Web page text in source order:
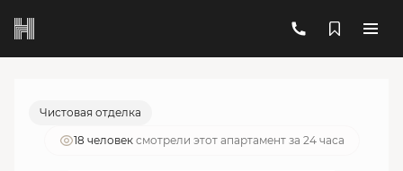
2-комнатный 18 061 281 руб.
Ипотека
Чистовая отделка
18 человек смотрели этот апартамент за 24 часа